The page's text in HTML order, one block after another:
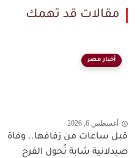
مقالات قد تهمك
أخبار مصر
أغسطس 6, 2026
قبل ساعات من زفافها.. وفاة
صيدلانية شابة تُحول الفرح